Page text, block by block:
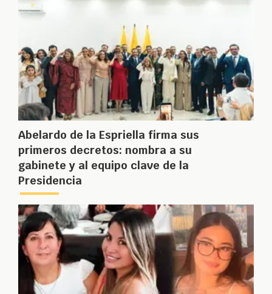
Abelardo de la Espriella firma sus
primeros decretos: nombra a su
gabinete y al equipo clave de la
Presidencia